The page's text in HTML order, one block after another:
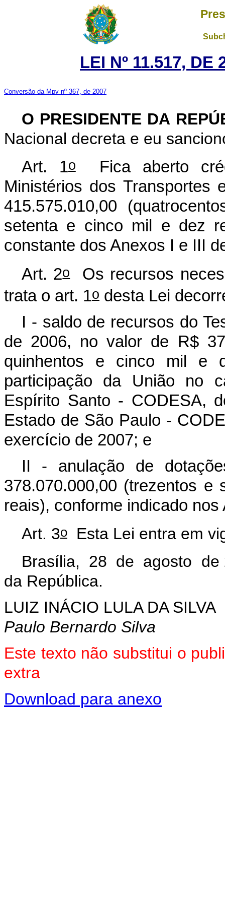
LEI Nº 11.517, DE
Conversão da Mpv nº 367, de 2007
O PRESIDENTE DA
Nacional decreta e eu
Art. 1oFica aberto
Ministérios dos
415.575.010,00
setenta e cinco mil e dez
constante dos Anexos I e III
Art. 2oOs recursos
trata o art. 1o desta Lei
I - saldo de recursos do
de 2006, no valor de R$
quinhentos e cinco mil e
participação da União no
Espírito Santo - CODESA,
Estado de São Paulo -
exercício de 2007; e
II - anulação de
378.070.000,00 (trezentos
reais), conforme indicado
Art. 3o Esta Lei entra em
Brasília, 28 de agosto de
da República.
LUIZ INÁCIO LULA DA SILVA
Paulo Bernardo Silva
Este texto não substitui o
extra
Download para anexo